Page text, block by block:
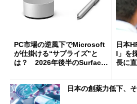
PC市場の逆風下でMicrosoft
が仕掛ける“サプライズ”と
は？ 2026年後半のSurface
日本
I」を
長に
日本の創薬力低下、